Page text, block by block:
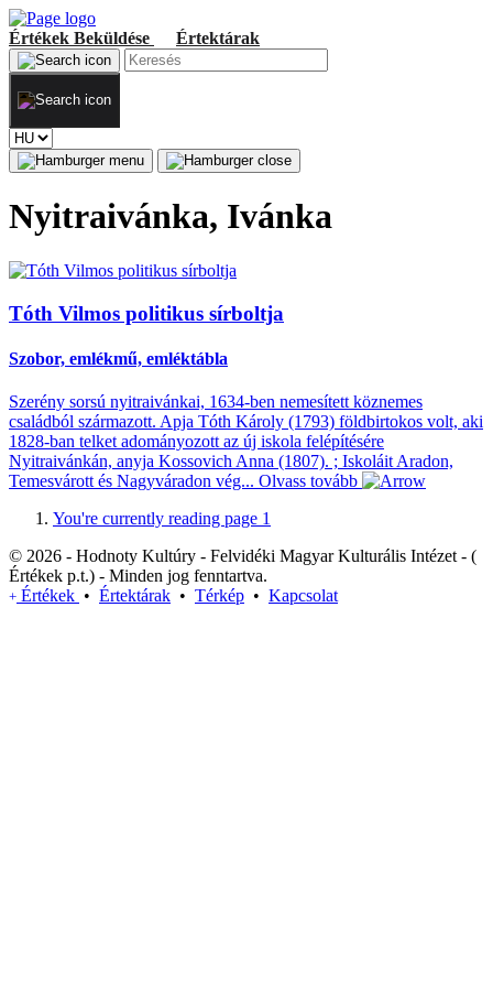
Értékek Beküldése Értektárak
Nyitraivánka, Ivánka
Tóth Vilmos politikus sírboltja
Szobor, emlékmű, emléktábla
Szerény sorsú nyitraivánkai, 1634-ben nemesített köznemes
családból származott. Apja Tóth Károly (1793) földbirtokos volt, aki
1828-ban telket adományozott az új iskola felépítésére
Nyitraivánkán, anyja Kossovich Anna (1807). ; Iskoláit Aradon,
Temesvárott és Nagyváradon vég... Olvass tovább
You're currently reading page 1
© 2026 - Hodnoty Kultúry - Felvidéki Magyar Kulturális Intézet - (
Értékek p.t.) - Minden jog fenntartva.
+ Értékek • Értektárak • Térkép • Kapcsolat